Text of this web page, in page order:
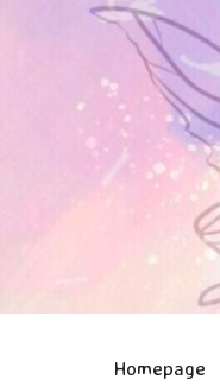
Homepage